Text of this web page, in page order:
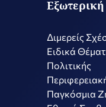
Διμερείς
Ειδικά
Πολιτικής
Παγκόσμια